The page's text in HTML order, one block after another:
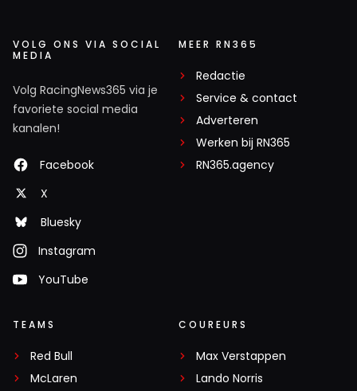
VOLG ONS VIA SOCIAL
MEDIA
Volg RacingNews365 via je
favoriete social media
kanalen!
Facebook
X
Bluesky
Instagram
YouTube
MEER RN365
Redactie
Service & contact
Adverteren
Werken bij RN365
RN365.agency
TEAMS
Red Bull
McLaren
COUREURS
Max Verstappen
Lando Norris